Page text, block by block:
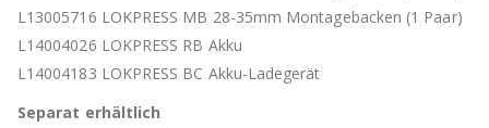
L13005716 LOKPRESS MB 28-35mm Montagebacken (1 Paar)
L14004026 LOKPRESS RB Akku
L14004183 LOKPRESS BC Akku-Ladegerät
Separat erhältlich